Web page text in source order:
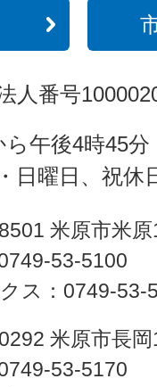
人番号
ら午後4時45分
日曜日、祝
米原市米
53-5100
ス：0749-53-
米原市長
53-5170